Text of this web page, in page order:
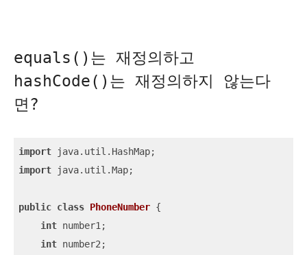
equals()는 재정의하고
hashCode()는 재정의하지 않는다
면?
import
import java.util.Map;
public class PhoneNumber {
int number1;
int number2;